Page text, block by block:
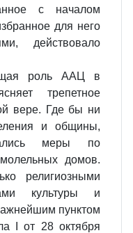
с началом
для него
действовало
роль ААЦ в
трепетное
вере. Где бы ни
и общины,
меры по
домов.
религиозными
культуры и
пунктом
I от 28 октября